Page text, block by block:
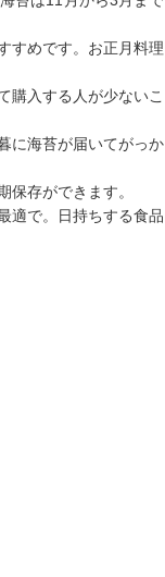
すめです。お正月料理
購入する人が少ないこ
に海苔が届いてがっか
存ができます。
適で。日持ちする食品